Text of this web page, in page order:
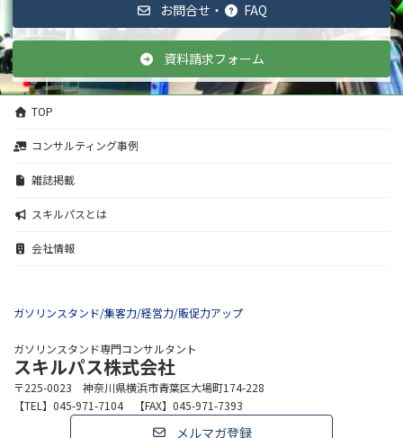
お問合せ・ FAQ
資料請求フォーム
TOP
コンサルティング事例
雑誌掲載
スキルパスとは
会社情報
ガソリンスタンド/集客力/経営力/販促力アップ
ガソリンスタンド専門コンサルタント
スキルパス株式会社
〒225-0023 神奈川県横浜市青葉区大場町174-228
【TEL】045-971-7104 【FAX】045-971-7393
メルマガ登録